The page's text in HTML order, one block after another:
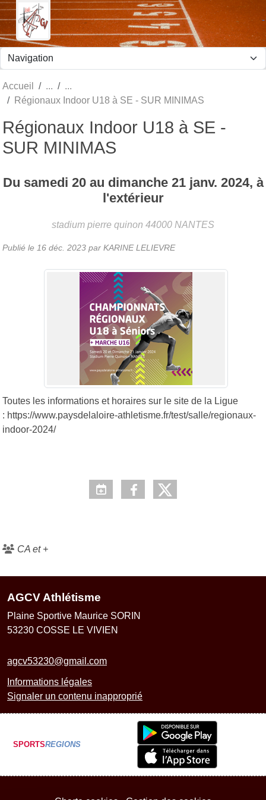
Accueil
Régionaux Indoor U18 à SE - SUR MINIMAS
Régionaux Indoor U18 à SE -
SUR MINIMAS
Du samedi 20au dimanche 21 janv. 2024, à
l'extérieur
stadium pierre quinon 44000 NANTES
Publié le 16 déc. 2023 par KARINE LELIEVRE
Toutes les informations et horaires sur le site de la Ligue
: https://www.paysdelaloire-athletisme.fr/test/salle/regionaux-
indoor-2024/
CA et +
AGCV Athlétisme
Plaine Sportive Maurice SORIN
53230 COSSE LE VIVIEN
agcv53230@gmail.com
Informations légales
Signaler un contenu inapproprié
SPORTSREGIONS
Panneau de gestion des cookies